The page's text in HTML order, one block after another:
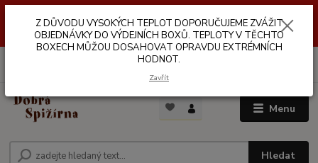
VÝDEJNÍCH BOXŮ. TEPLOTA V TĚCHTO BOXECH MŮŽE DOSAHOVAT
OPRAVDU EXTRÉMNÍCH HODNOT.
Menu
Hledat
Z DŮVODU VYSOKÝCH TEPLOT DOPORUČUJEME ZVÁŽIT
OBJEDNÁVKY DO VÝDEJNÍCH BOXŮ. TEPLOTY V TĚCHTO
BOXECH MŮŽOU DOSAHOVAT OPRAVDU EXTRÉMNÍCH
HODNOT.
Zavřít